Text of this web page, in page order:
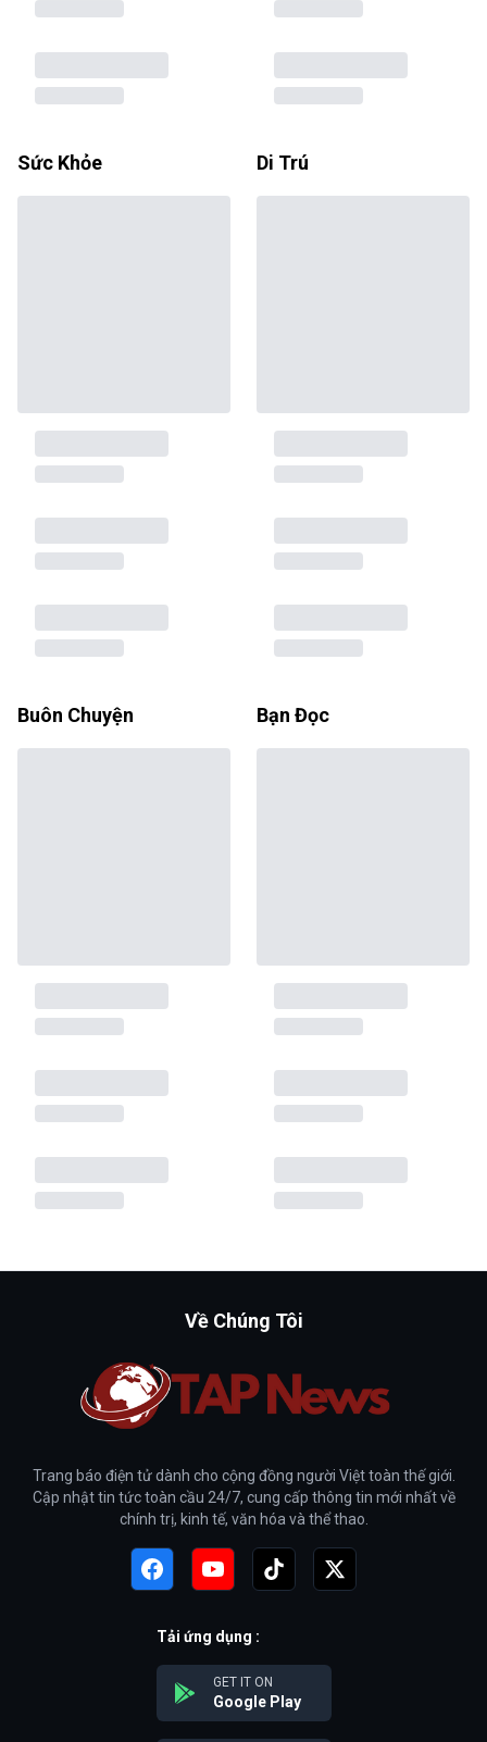
Sức Khỏe Di Trú
Buôn Chuyện Bạn Đọc
Về Chúng Tôi
Trang báo điện tử dành cho cộng đồng người Việt toàn thế giới.
Cập nhật tin tức toàn cầu 24/7, cung cấp thông tin mới nhất về
chính trị, kinh tế, văn hóa và thể thao.
Tải ứng dụng :
GET IT ON
Google Play